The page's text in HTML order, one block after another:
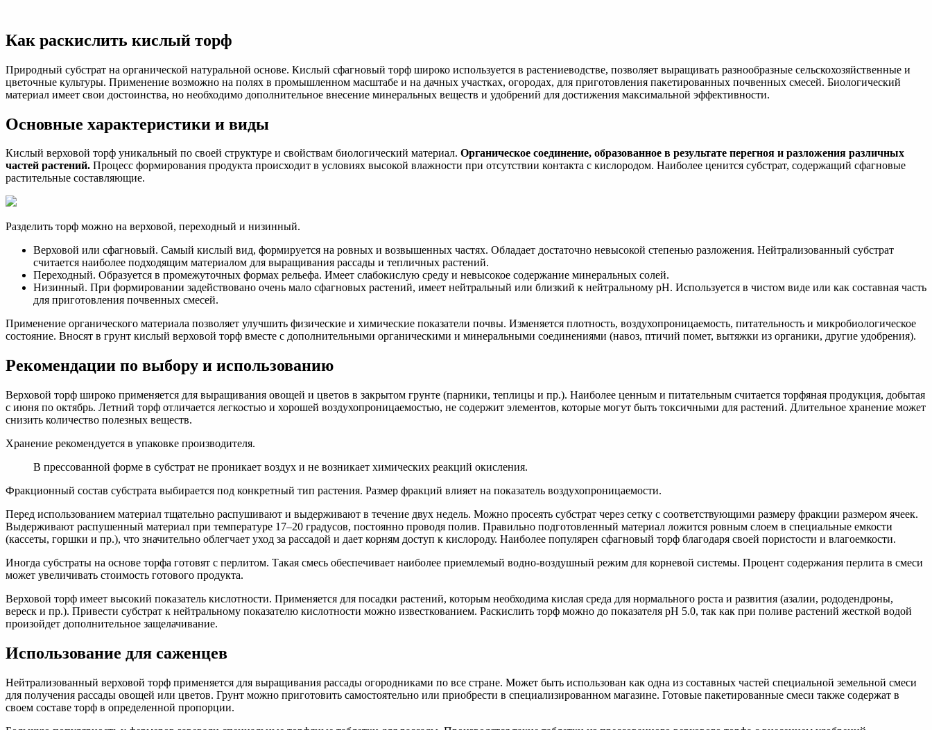
Инженер
ПТО
Как раскислить кислый торф
Природный субстрат на органической натуральной основе. Кислый сфагновый торф широко используется в растениеводстве, позволяет выращивать разнообразные сельскохозяйственные и
цветочные культуры. Применение возможно на полях в промышленном масштабе и на дачных участках, огородах, для приготовления пакетированных почвенных смесей. Биологический
материал имеет свои достоинства, но необходимо дополнительное внесение минеральных веществ и удобрений для достижения максимальной эффективности.
Основные характеристики и виды
Кислый верховой торф уникальный по своей структуре и свойствам биологический материал. Органическое соединение, образованное в результате перегноя и разложения различных
частей растений. Процесс формирования продукта происходит в условиях высокой влажности при отсутствии контакта с кислородом. Наиболее ценится субстрат, содержащий сфагновые
растительные составляющие.
Разделить торф можно на верховой, переходный и низинный.
Верховой или сфагновый. Самый кислый вид, формируется на ровных и возвышенных частях. Обладает достаточно невысокой степенью разложения. Нейтрализованный субстрат
считается наиболее подходящим материалом для выращивания рассады и тепличных растений.
Переходный. Образуется в промежуточных формах рельефа. Имеет слабокислую среду и невысокое содержание минеральных солей.
Низинный. При формировании задействовано очень мало сфагновых растений, имеет нейтральный или близкий к нейтральному рН. Используется в чистом виде или как составная часть
для приготовления почвенных смесей.
Применение органического материала позволяет улучшить физические и химические показатели почвы. Изменяется плотность, воздухопроницаемость, питательность и микробиологическое
состояние. Вносят в грунт кислый верховой торф вместе с дополнительными органическими и минеральными соединениями (навоз, птичий помет, вытяжки из органики, другие удобрения).
Рекомендации по выбору и использованию
Верховой торф широко применяется для выращивания овощей и цветов в закрытом грунте (парники, теплицы и пр.). Наиболее ценным и питательным считается торфяная продукция, добытая
с июня по октябрь. Летний торф отличается легкостью и хорошей воздухопроницаемостью, не содержит элементов, которые могут быть токсичными для растений. Длительное хранение может
снизить количество полезных веществ.
Хранение рекомендуется в упаковке производителя.
В прессованной форме в субстрат не проникает воздух и не возникает химических реакций окисления.
Фракционный состав субстрата выбирается под конкретный тип растения. Размер фракций влияет на показатель воздухопроницаемости.
Перед использованием материал тщательно распушивают и выдерживают в течение двух недель. Можно просеять субстрат через сетку с соответствующими размеру фракции размером ячеек.
Выдерживают распушенный материал при температуре 17–20 градусов, постоянно проводя полив. Правильно подготовленный материал ложится ровным слоем в специальные емкости
(кассеты, горшки и пр.), что значительно облегчает уход за рассадой и дает корням доступ к кислороду. Наиболее популярен сфагновый торф благодаря своей пористости и влагоемкости.
Иногда субстраты на основе торфа готовят с перлитом. Такая смесь обеспечивает наиболее приемлемый водно-воздушный режим для корневой системы. Процент содержания перлита в смеси
может увеличивать стоимость готового продукта.
Верховой торф имеет высокий показатель кислотности. Применяется для посадки растений, которым необходима кислая среда для нормального роста и развития (азалии, рододендроны,
вереск и пр.). Привести субстрат к нейтральному показателю кислотности можно известкованием. Раскислить торф можно до показателя рН 5.0, так как при поливе растений жесткой водой
произойдет дополнительное защелачивание.
Использование для саженцев
Нейтрализованный верховой торф применяется для выращивания рассады огородниками по все стране. Может быть использован как одна из составных частей специальной земельной смеси
для получения рассады овощей или цветов. Грунт можно приготовить самостоятельно или приобрести в специализированном магазине. Готовые пакетированные смеси также содержат в
своем составе торф в определенной пропорции.